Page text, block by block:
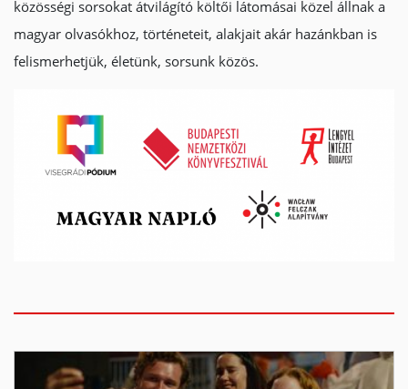
közösségi sorsokat átvilágító költői látomásai közel állnak a
magyar olvasókhoz, történeteit, alakjait akár hazánkban is
felismerhetjük, életünk, sorsunk közös.